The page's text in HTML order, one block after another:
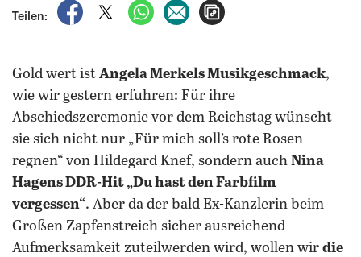
Teilen:
auf Facebook teilen
auf X teilenper WhatsApp teilen
per E-Mail teilen
Gold wert ist Angela Merkels Musikgeschmack,
wie wir gestern erfuhren: Für ihre
Abschiedszeremonie vor dem Reichstag wünscht
sie sich nicht nur „Für mich soll’s rote Rosen
regnen“ von Hildegard Knef, sondern auch Nina
Hagens DDR-Hit „Du hast den Farbfilm
vergessen“. Aber da der bald Ex-Kanzlerin beim
Großen Zapfenstreich sicher ausreichend
Aufmerksamkeit zuteilwerden wird, wollen wir die